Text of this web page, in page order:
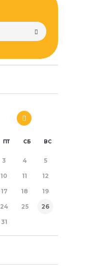
ПТ СБ ВС
3 4 5
10 11 12
17 18 19
24 25 26
31